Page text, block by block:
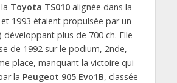
Toyota TS010alignée dans la
1993 étaient propulsée par un
développant plus de 700 ch. Elle
de 1992 sur le podium, 2nde,
place, manquant la victoire qui
la Peugeot 905 Evo1B, classée